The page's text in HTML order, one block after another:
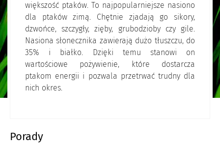
większość ptaków. To najpopularniejsze nasiono
dla ptaków zimą. Chętnie zjadają go sikory,
dzwońce, szczygły, zięby, grubodzioby czy gile.
Nasiona słonecznika zawierają dużo tłuszczu, do
35% i białko. Dzięki temu stanowi on
wartościowe pożywienie, które dostarcza
ptakom energii i pozwala przetrwać trudny dla
nich okres.
Porady